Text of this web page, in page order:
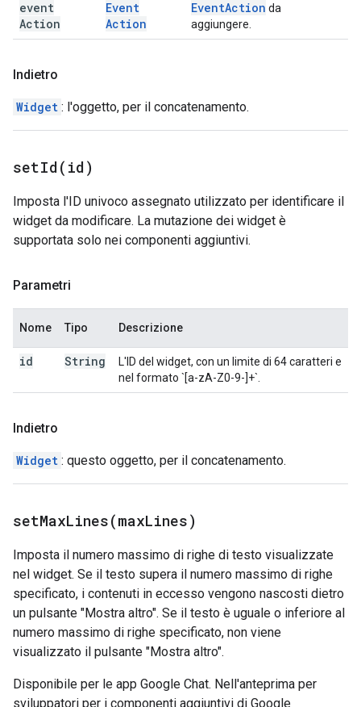
event
Action
Event
Action
EventAction da
aggiungere.
Indietro
Widget : l'oggetto, per il concatenamento.
setId( id)
Imposta l'ID univoco assegnato utilizzato per identificare il
widget da modificare. La mutazione dei widget è
supportata solo nei componenti aggiuntivi.
Parametri
Nome Tipo Descrizione
id String
L'ID del widget, con un limite di 64 caratteri e
nel formato `[a-zA-Z0-9-]+`.
Indietro
Widget : questo oggetto, per il concatenamento.
setMaxLines(maxLines)
Imposta il numero massimo di righe di testo visualizzate
nel widget. Se il testo supera il numero massimo di righe
specificato, i contenuti in eccesso vengono nascosti dietro
un pulsante "Mostra altro". Se il testo è uguale o inferiore al
numero massimo di righe specificato, non viene
visualizzato il pulsante "Mostra altro".
Disponibile per le app Google Chat. Nell'anteprima per
sviluppatori per i componenti aggiuntivi di Google